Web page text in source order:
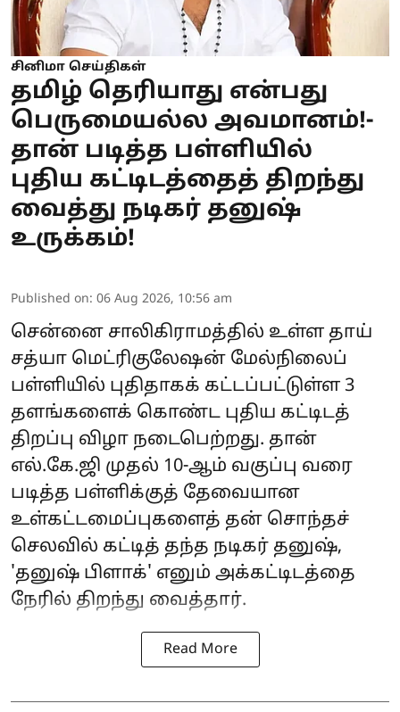
சினிமா செய்திகள்
தமிழ் தெரியாது என்பது
பெருமையல்ல அவமானம்!-
தான் படித்த பள்ளியில்
புதிய கட்டிடத்தைத் திறந்து
வைத்து நடிகர் தனுஷ்
உருக்கம்!
Published on: 06 Aug 2026, 10:56 am
சென்னை சாலிகிராமத்தில் உள்ள தாய்
சத்யா மெட்ரிகுலேஷன் மேல்நிலைப்
பள்ளியில் புதிதாகக் கட்டப்பட்டுள்ள 3
தளங்களைக் கொண்ட புதிய கட்டிடத்
திறப்பு விழா நடைபெற்றது. தான்
எல்.கே.ஜி முதல் 10-ஆம் வகுப்பு வரை
படித்த பள்ளிக்குத் தேவையான
உள்கட்டமைப்புகளைத் தன் சொந்தச்
செலவில் கட்டித் தந்த நடிகர் தனுஷ்,
'தனுஷ் பிளாக்' எனும் அக்கட்டிடத்தை
நேரில் திறந்து வைத்தார்.
Read More